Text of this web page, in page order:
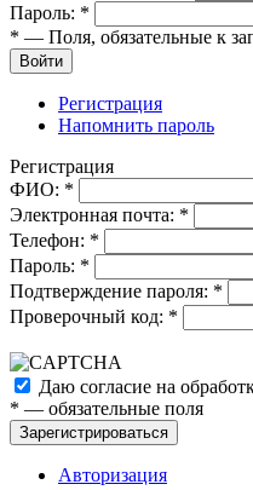
Пароль: *
* — Поля, обязательные к
Войти
Регистрация
Напомнить пароль
Регистрация
ФИО: *
Электронная почта: *
Телефон: *
Пароль: *
Подтверждение пароля: *
Проверочный код: *
Даю согласие на
* — обязательные поля
Зарегистрироваться
Авторизация